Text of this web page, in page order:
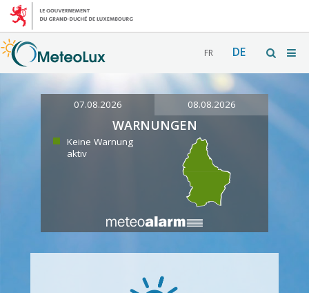
FR DE
07.08.2026 08.08.2026
WARNUNGEN
Keine Warnung
aktiv